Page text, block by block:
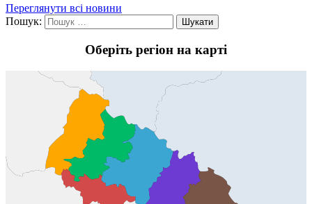
Переглянути всі новини
Пошук:
Оберіть регіон на карті